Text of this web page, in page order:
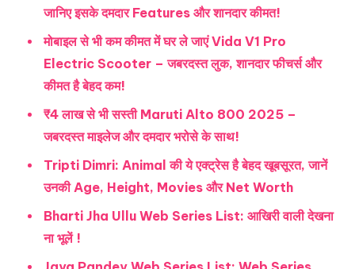
जानिए इसके दमदार Features और शानदार कीमत!
मोबाइल से भी कम कीमत में घर ले जाएं Vida V1 Pro
Electric Scooter – जबरदस्त लुक, शानदार फीचर्स और
कीमत है बेहद कम!
₹4 लाख से भी सस्ती Maruti Alto 800 2025 –
जबरदस्त माइलेज और दमदार भरोसे के साथ!
Tripti Dimri: Animal की ये एक्ट्रेस है बेहद खूबसूरत, जानें
उनकी Age, Height, Movies और Net Worth
Bharti Jha Ullu Web Series List: आखिरी वाली देखना
ना भूलें !